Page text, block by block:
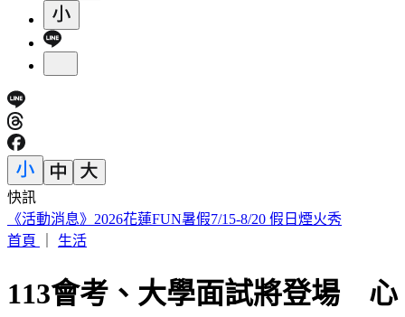
快訊
白海豚颱風「紮實雨帶」又來了！鄭明典急籲：晚上別出門
首頁
生活
113會考、大學面試將登場 心